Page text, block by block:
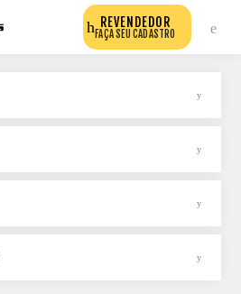
REVENDEDOR
FAÇA SEU CADASTRO